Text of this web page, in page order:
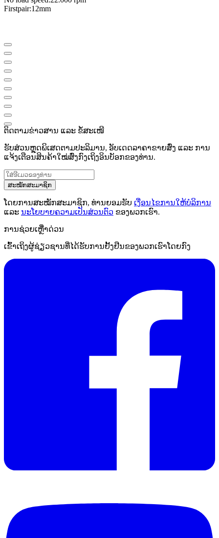
Firstpair:12mm
ຕິດຕາມຂ່າວສານ ແລະ ຂໍ້ສະເໜີ
ຮັບສ່ວນຫຼຸດພິເສດຕາມປະລິມານ, ອັບເດດລາຄາຂາຍສົ່ງ ແລະ ການ
ແຈ້ງເຕືອນສິນຄ້າໃໝ່ສົ່ງກົງເຖິງອິນບັອກຂອງທ່ານ.
ສະໝັກສະມາຊິກ
ໂດຍການສະໝັກສະມາຊິກ, ທ່ານຍອມຮັບ ເງື່ອນໄຂການໃຫ້ບໍລິການ
ແລະ ນະໂຍບາຍຄວາມເປັນສ່ວນຕົວ ຂອງພວກເຮົາ.
ການຊ່ວຍເຫຼືໍາດ່ວນ
ເຂົ້າເຖິງຜູ້ຊ່ຽວຊານທີ່ໄດ້ຮັບການຢັ້ງຢືນຂອງພວກເຮົາໂດຍກົງ